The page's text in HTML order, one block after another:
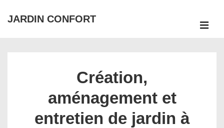
passer
JARDIN CONFORT
Création,
aménagement et
entretien de jardin à